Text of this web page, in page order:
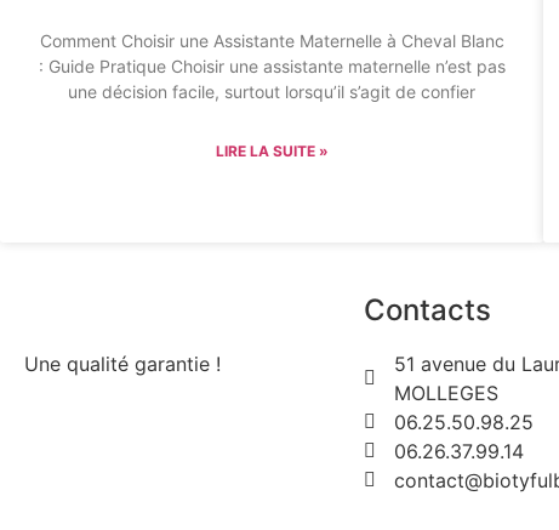
Comment Choisir une Assistante Maternelle à Cheval Blanc
: Guide Pratique Choisir une assistante maternelle n’est pas
une décision facile, surtout lorsqu’il s’agit de confier
LIRE LA SUITE »
Une qualité garantie !
Contacts
51 avenue du
MOLLEGES
06.25.50.98.25
06.26.37.99.14